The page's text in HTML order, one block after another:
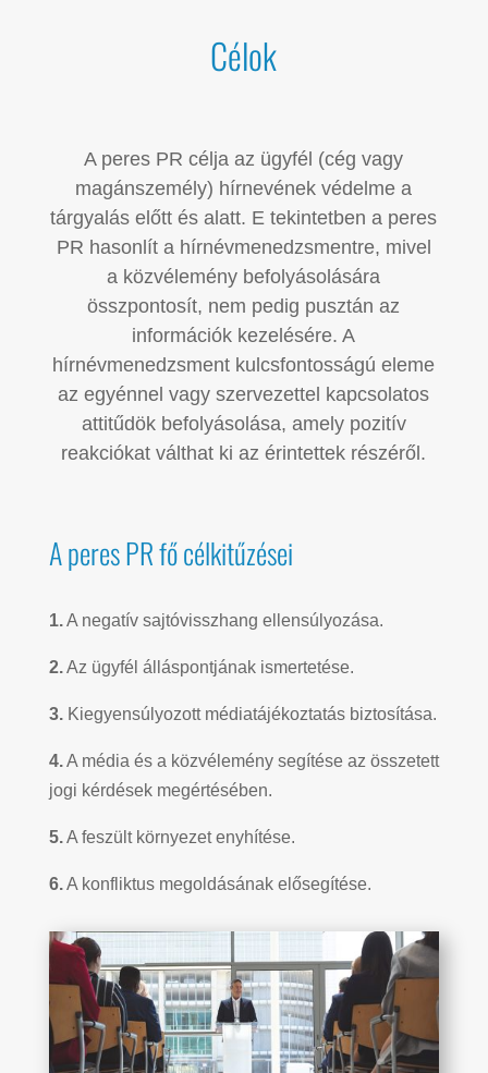
Célok
A peres PR célja az ügyfél (cég vagy
magánszemély) hírnevének védelme a
tárgyalás előtt és alatt. E tekintetben a peres
PR hasonlít a hírnévmenedzsmentre, mivel
a közvélemény befolyásolására
összpontosít, nem pedig pusztán az
információk kezelésére. A
hírnévmenedzsment kulcsfontosságú eleme
az egyénnel vagy szervezettel kapcsolatos
attitűdök befolyásolása, amely pozitív
reakciókat válthat ki az érintettek részéről.
A peres PR fő célkitűzései
1.A negatív sajtóvisszhang ellensúlyozása.
2.Az ügyfél álláspontjának ismertetése.
3.Kiegyensúlyozott médiatájékoztatás biztosítása.
4.A média és a közvélemény segítése az összetett
jogi kérdések megértésében.
5.A feszült környezet enyhítése.
6.A konfliktus megoldásának elősegítése.